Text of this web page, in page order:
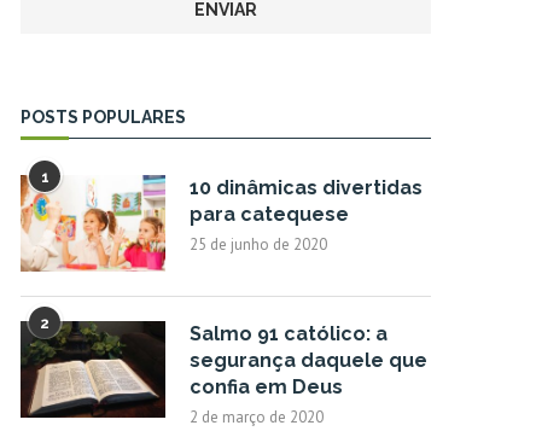
POSTS POPULARES
1
10 dinâmicas divertidas
para catequese
25 de junho de 2020
2
Salmo 91 católico: a
segurança daquele que
confia em Deus
2 de março de 2020